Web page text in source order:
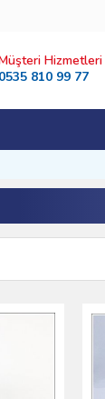
Hizmetleri
0535 810 99 77